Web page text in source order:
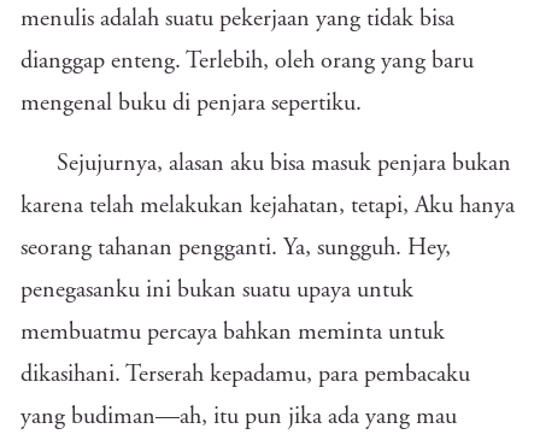
menulis adalah suatu pekerjaan yang tidak bisa
dianggap enteng. Terlebih, oleh orang yang baru
mengenal buku di penjara sepertiku.
Sejujurnya, alasan aku bisa masuk penjara bukan
karena telah melakukan kejahatan, tetapi, Aku hanya
seorang tahanan pengganti. Ya, sungguh. Hey,
penegasanku ini bukan suatu upaya untuk
membuatmu percaya bahkan meminta untuk
dikasihani. Terserah kepadamu, para pembacaku
yang budiman—ah, itu pun jika ada yang mau